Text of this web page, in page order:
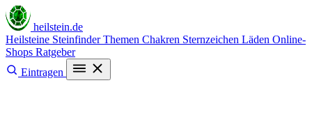
heilstein.de
Heilsteine SteinfinderThemen Chakren Sternzeichen Läden Online-
Shops Ratgeber
Eintragen